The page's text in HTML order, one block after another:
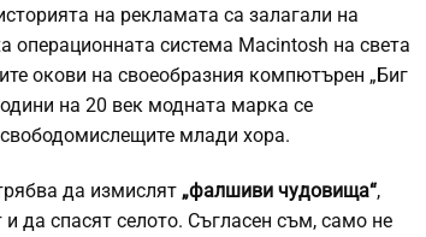
на рекламата са залагали на
операционната система Macintosh на света
окови на своеобразния компютърен „Биг
на 20 век модната марка се
млади хора.
да измислят „фалшиви чудовища“,
да спасят селото. Съгласен съм, само не